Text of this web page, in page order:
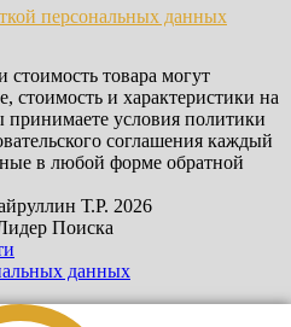
персональных данных
стоимость товара могут
стоимость и характеристики на
условия политики
соглашения каждый
в любой форме обратной
Т.Р. 2026
Поиска
данных